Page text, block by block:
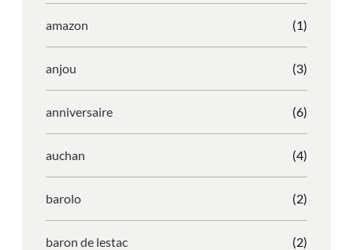
amazon (1)
anjou (3)
anniversaire (6)
auchan (4)
barolo (2)
baron de lestac (2)